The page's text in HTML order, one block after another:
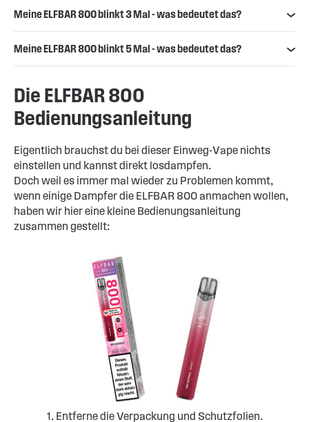
Meine ELFBAR 800 blinkt 3 Mal - was bedeutet das?
Meine ELFBAR 800 blinkt 5 Mal - was bedeutet das?
Die ELFBAR 800
Bedienungsanleitung
Eigentlich brauchst du bei dieser Einweg-Vape nichts
einstellen und kannst direkt losdampfen.
Doch weil es immer mal wieder zu Problemen kommt,
wenn einige Dampfer die ELFBAR 800 anmachen wollen,
haben wir hier eine kleine Bedienungsanleitung
zusammen gestellt:
1. Entferne die Verpackung und Schutzfolien.